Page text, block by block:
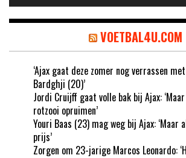
VOETBAL4U.COM
‘Ajax gaat deze zomer nog verrassen
Bardghji (20)’
Jordi Cruijff gaat volle bak bij Ajax:
rotzooi opruimen’
Youri Baas (23) mag weg bij Ajax:
prijs’
Zorgen om 23-jarige Marcos Leonardo: